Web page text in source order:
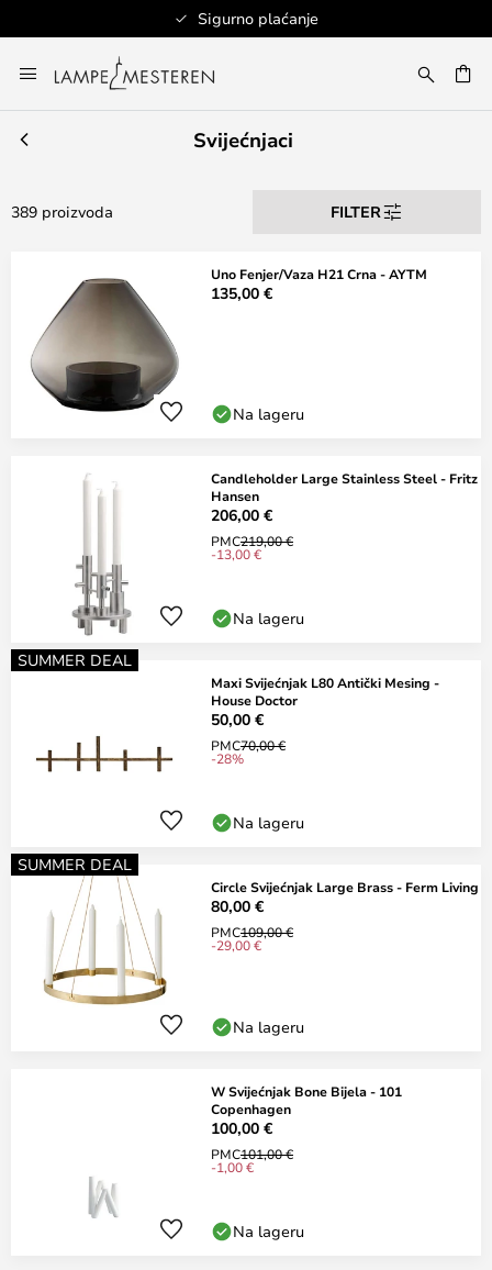
Sigurno plaćanje
to
Content
Svijećnjaci
389 proizvoda FILTER
Uno Fenjer/Vaza H21 Crna - AYTM
135,00 €
Na lageru
Candleholder Large Stainless Steel - Fritz
Hansen
206,00 €
PMC219,00 €
-13,00 €
Na lageru
SUMMER DEAL
Maxi Svijećnjak L80 Antički Mesing -
House Doctor
50,00 €
PMC70,00 €
-28%
Na lageru
SUMMER DEAL
Circle Svijećnjak Large Brass - Ferm Living
80,00 €
PMC109,00 €
-29,00 €
Na lageru
W Svijećnjak Bone Bijela - 101
Copenhagen
100,00 €
PMC101,00 €
-1,00 €
Na lageru